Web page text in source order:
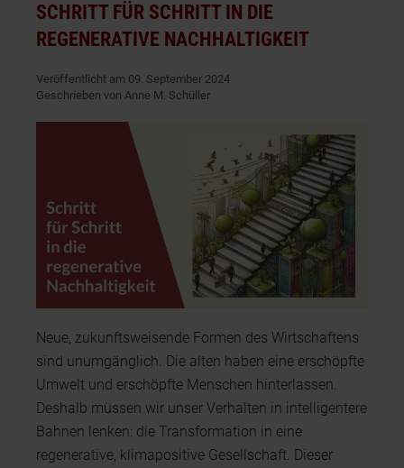
SCHRITT FÜR SCHRITT IN DIE
REGENERATIVE NACHHALTIGKEIT
Veröffentlicht am 09. September 2024
Geschrieben von Anne M. Schüller
Neue, zukunftsweisende Formen des Wirtschaftens
sind unumgänglich. Die alten haben eine erschöpfte
Umwelt und erschöpfte Menschen hinterlassen.
Deshalb müssen wir unser Verhalten in intelligentere
Bahnen lenken: die Transformation in eine
regenerative, klimapositive Gesellschaft. Dieser